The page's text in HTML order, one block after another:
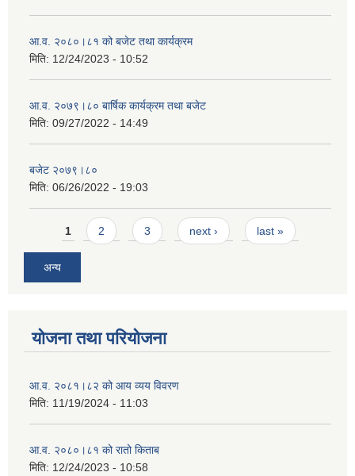
आ.व. २०८०।८१ को बजेट तथा कार्यक्रम
मिति: 12/24/2023 - 10:52
आ.व. २०७९।८० बार्षिक कार्यक्रम तथा बजेट
मिति: 09/27/2022 - 14:49
बजेट २०७९।८०
मिति: 06/26/2022 - 19:03
Pages
1 2 3 next › last »
अन्य
योजना तथा परियोजना
आ.व. २०८१।८२ को आय व्यय विवरण
मिति: 11/19/2024 - 11:03
आ.व. २०८०।८१ को रातो किताब
मिति: 12/24/2023 - 10:58